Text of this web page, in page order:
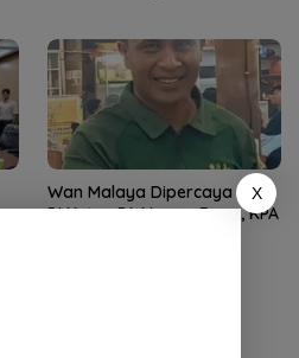
Wan Malaya Dipercaya Jadi
Pj Ketua PA Nagan Raya, KPA
X